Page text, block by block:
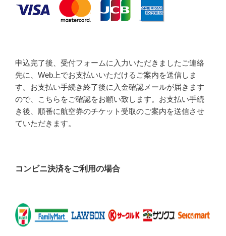
申込完了後、受付フォームに入力いただきましたご連絡
先に、Web上でお支払いいただけるご案内を送信しま
す。お支払い手続き終了後に入金確認メールが届きます
ので、こちらをご確認をお願い致します。お支払い手続
き後、順番に航空券のチケット受取のご案内を送信させ
ていただきます。
コンビニ決済をご利用の場合